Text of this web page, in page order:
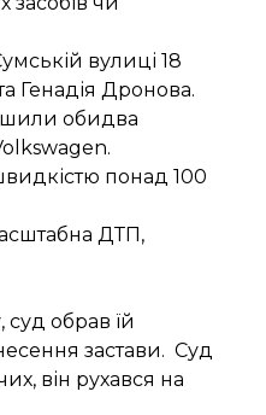
вулиці 18
Генадія Дронова.
обидва
понад 100
ДТП,
обрав їй
застави. Суд
він рухався на